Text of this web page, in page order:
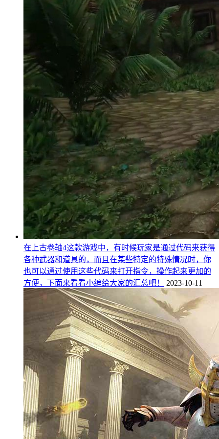
在上古卷轴4这款游戏中，有时候玩家是通过代码来获得
各种武器和道具的，而且在某些特定的特殊情况时，你
也可以通过使用这些代码来打开指令，操作起来更加的
方便，下面来看看小编给大家的汇总吧！
2023-10-11